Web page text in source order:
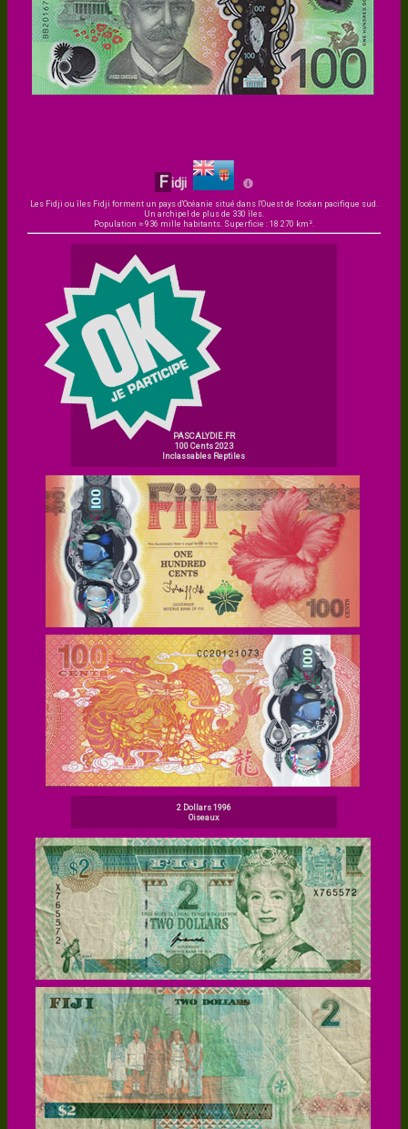
F idji
Les Fidji ou îles Fidji forment un pays d'Océanie situé dans l'Ouest de l'océan pacifique sud.
Un archipel de plus de 330 îles.
Population ≈ 936 mille habitants. Superficie : 18 270 km².
PASCALYDIE.FR
100 Cents 2023
Inclassables Reptiles
2 Dollars 1996
Oiseaux